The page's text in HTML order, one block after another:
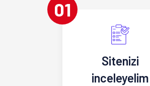
01
Sitenizi
inceleyelim